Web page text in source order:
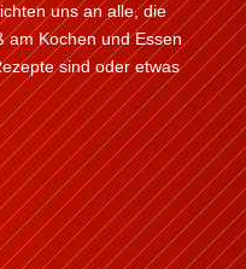
uns an alle, die
am Kochen und Essen
sind oder etwas